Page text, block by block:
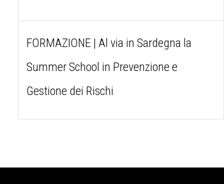
FORMAZIONE | Al via in Sardegna la
Summer School in Prevenzione e
Gestione dei Rischi